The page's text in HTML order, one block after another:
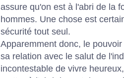
assure qu'on est à l'abri de la
hommes. Une chose est
sécurité tout seul.
Apparemment donc, le
sa relation avec le salut de
incontestable de vivre